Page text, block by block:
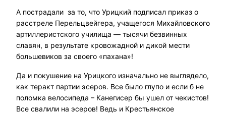
А пострадали за то, что Урицкий подписал приказ о
расстреле Перельцвейгера, учащегося Михайловского
артиллеристского училища — тысячи безвинных
славян, в результате кровожадной и дикой мести
большевиков за своего «пахана»!
Да и покушение на Урицкого изначально не выглядело,
как теракт партии эсеров. Все было глупо и если б не
поломка велосипеда – Канегисер бы ушел от чекистов!
Все свалили на эсеров! Ведь и Крестьянское